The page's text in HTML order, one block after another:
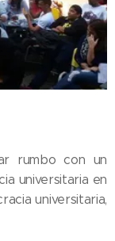
rumbo con un
universitaria en
universitaria,